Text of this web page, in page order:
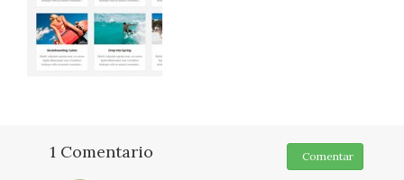
1 Comentario Comentar